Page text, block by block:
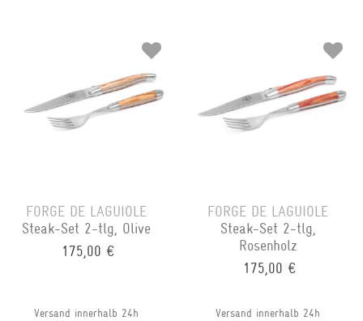
FORGE DE LAGUIOLE
Steak-Set 2-tlg, Olive
175,00 €
Versand innerhalb 24h
FORGE DE LAGUIOLE
Steak-Set 2-tlg,
Rosenholz
175,00 €
Versand innerhalb 24h